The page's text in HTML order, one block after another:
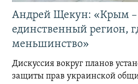
Андрей Щекун: «Крым –
единственный регион,
меньшинство»
Дискуссия вокруг планов
защиты прав украинской